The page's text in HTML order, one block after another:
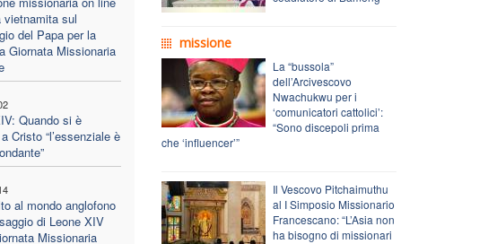
vietnamita sul
del Papa per la
Giornata Missionaria
Quando si è
Cristo “l’essenziale è
al mondo anglofono
di Leone XIV
Missionaria
missione
La “bussola”
dell’Arcivescovo
Nwachukwu per i
‘comunicatori cattolici’:
“Sono discepoli prima
che ‘influencer’”
Il Vescovo Pitchaimuthu
al I Simposio Missionario
Francescano: “L’Asia non
ha bisogno di missionari